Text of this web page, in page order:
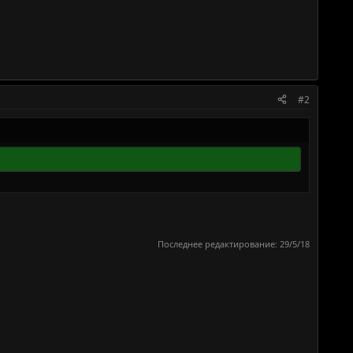
#2
Последнее редактирование: 29/5/18